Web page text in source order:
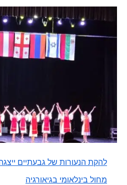
להקת הנעורות של גבעתיים
מחול בינלאומי בגיאורגיה